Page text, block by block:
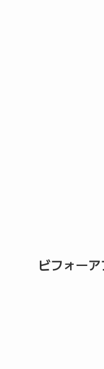
ビフォーア